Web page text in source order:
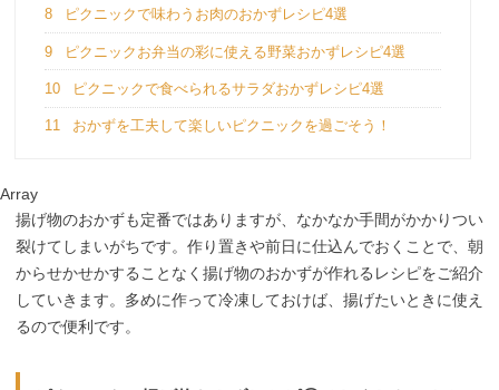
8 ピクニックで味わうお肉のおかずレシピ4選
9 ピクニックお弁当の彩に使える野菜おかずレシピ4選
10 ピクニックで食べられるサラダおかずレシピ4選
11 おかずを工夫して楽しいピクニックを過ごそう！
Array
揚げ物のおかずも定番ではありますが、なかなか手間がかかりつい
裂けてしまいがちです。作り置きや前日に仕込んでおくことで、朝
からせかせかすることなく揚げ物のおかずが作れるレシピをご紹介
していきます。多めに作って冷凍しておけば、揚げたいときに使え
るので便利です。